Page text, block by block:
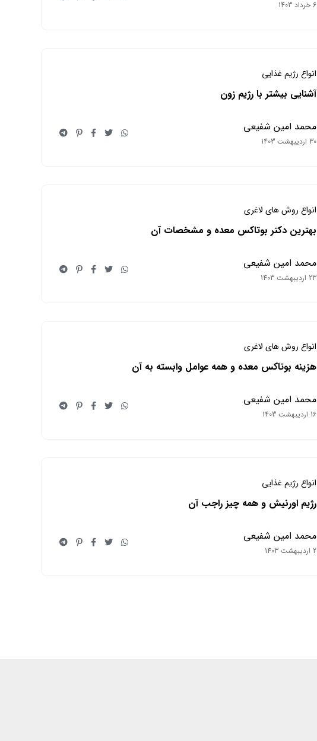
6 خرداد 1403
انواع رژیم غذایی
آشنایی بیشتر با رژیم زون
محمد امین شفیعی
30 اردیبهشت 1403
انواع روش های لاغری
بهترین دکتر بوتاکس معده و مشخصات آن
محمد امین شفیعی
23 اردیبهشت 1403
انواع روش های لاغری
هزینه بوتاکس معده و همه عوامل وابسته به آن
محمد امین شفیعی
16 اردیبهشت 1403
انواع رژیم غذایی
رژیم اورنیش و همه چیز راجب آن
محمد امین شفیعی
2 اردیبهشت 1403